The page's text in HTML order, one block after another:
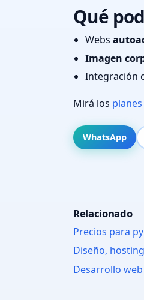
Qué
Webs
Imagen
Integración
Mirá los
WhatsApp
Relacionado
Precios para
Diseño,
Desarrollo